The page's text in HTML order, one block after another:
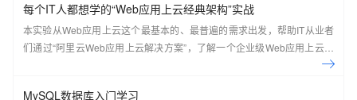
每个IT人都想学的“Web应用上云经典架构”实战
本实验从Web应用上云这个最基本的、最普遍的需求出发，帮助IT从业者
们通过“阿里云Web应用上云解决方案”，了解一个企业级Web应用上云的
MySQL数据库入门学习